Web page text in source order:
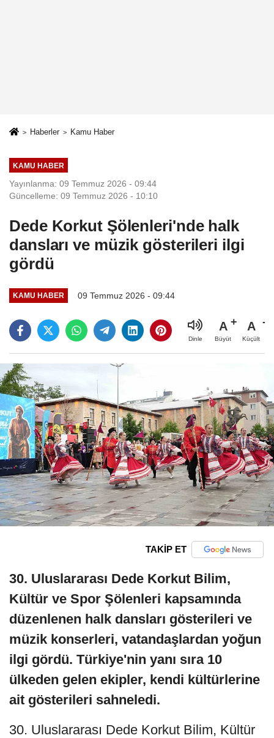
Haberler Kamu Haber
KAMU HABER
Yayınlanma: 09 Temmuz 2026 - 09:44
Güncelleme: 09 Temmuz 2026 - 10:10
Dede Korkut Şölenleri'nde halk
dansları ve müzik gösterileri ilgi
gördü
KAMU HABER 09 Temmuz 2026 - 09:44
Dinle
A
Büyüt
A
Küçült
TAKİP ET
30. Uluslararası Dede Korkut Bilim,
Kültür ve Spor Şölenleri kapsamında
düzenlenen halk dansları gösterileri ve
müzik konserleri, vatandaşlardan yoğun
ilgi gördü. Türkiye'nin yanı sıra 10
ülkeden gelen ekipler, kendi kültürlerine
ait gösterileri sahneledi.
30. Uluslararası Dede Korkut Bilim, Kültür